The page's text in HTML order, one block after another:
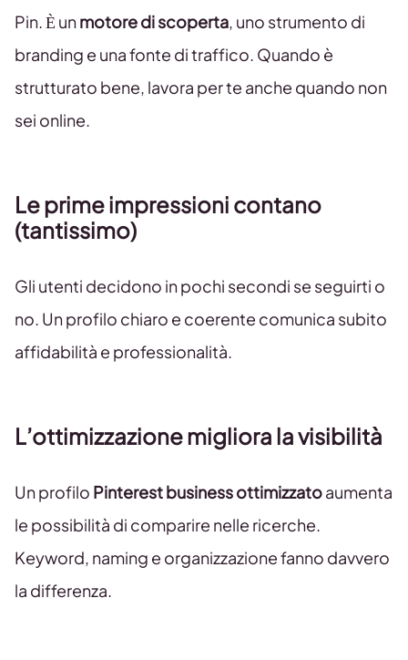
Pin. È unmotore di scoperta, uno strumento di
branding e una fonte di traffico. Quando è
strutturato bene, lavora per te anche quando non
sei online.
Le prime impressioni contano
(tantissimo)
Gli utenti decidono in pochi secondi se seguirti o
no. Un profilo chiaro e coerente comunica subito
affidabilità e professionalità.
L’ottimizzazione migliora la visibilità
Un profilo Pinterest business ottimizzatoaumenta
le possibilità di comparire nelle ricerche.
Keyword, naming e organizzazione fanno davvero
la differenza.